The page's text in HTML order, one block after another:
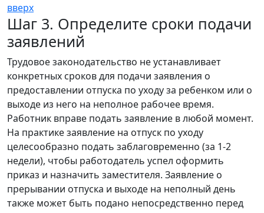
вверх
Шаг 3. Определите сроки подачи
заявлений
Трудовое законодательство не устанавливает
конкретных сроков для подачи заявления о
предоставлении отпуска по уходу за ребенком или о
выходе из него на неполное рабочее время.
Работник вправе подать заявление в любой момент.
На практике заявление на отпуск по уходу
целесообразно подать заблаговременно (за 1-2
недели), чтобы работодатель успел оформить
приказ и назначить заместителя. Заявление о
прерывании отпуска и выходе на неполный день
также может быть подано непосредственно перед